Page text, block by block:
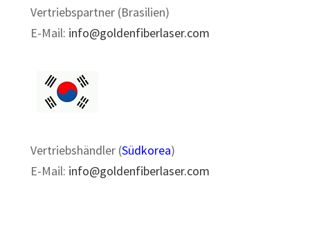
Vertriebspartner (Brasilien)
E-Mail: info@goldenfiberlaser.com
Vertriebshändler (Südkorea)
E-Mail: info@goldenfiberlaser.com